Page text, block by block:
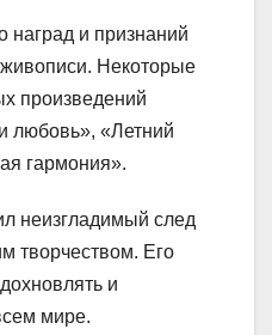
наград и признаний
Некоторые
произведений
любовь», «Летний
гармония».
неизгладимый след
творчеством. Его
и
мире.